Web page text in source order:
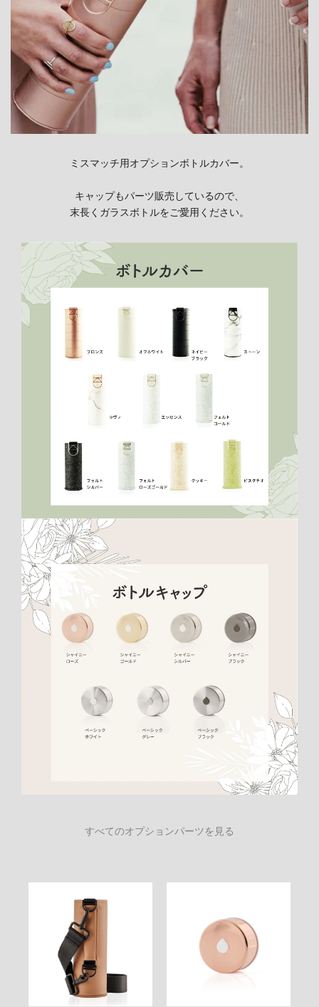
ミスマッチ用オプションボトルカバー。
キャップもパーツ販売しているので、
末長くガラスボトルをご愛用ください。
すべてのオプションパーツを見る